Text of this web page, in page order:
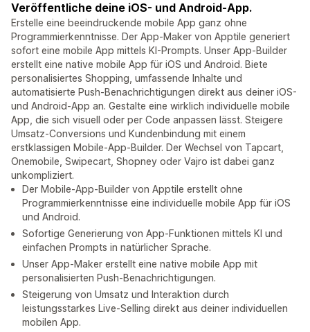
Veröffentliche deine iOS- und Android-App.
Erstelle eine beeindruckende mobile App ganz ohne
Programmierkenntnisse. Der App-Maker von Apptile generiert
sofort eine mobile App mittels KI-Prompts. Unser App-Builder
erstellt eine native mobile App für iOS und Android. Biete
personalisiertes Shopping, umfassende Inhalte und
automatisierte Push-Benachrichtigungen direkt aus deiner iOS-
und Android-App an. Gestalte eine wirklich individuelle mobile
App, die sich visuell oder per Code anpassen lässt. Steigere
Umsatz-Conversions und Kundenbindung mit einem
erstklassigen Mobile-App-Builder. Der Wechsel von Tapcart,
Onemobile, Swipecart, Shopney oder Vajro ist dabei ganz
unkompliziert.
Der Mobile-App-Builder von Apptile erstellt ohne
Programmierkenntnisse eine individuelle mobile App für iOS
und Android.
Sofortige Generierung von App-Funktionen mittels KI und
einfachen Prompts in natürlicher Sprache.
Unser App-Maker erstellt eine native mobile App mit
personalisierten Push-Benachrichtigungen.
Steigerung von Umsatz und Interaktion durch
leistungsstarkes Live-Selling direkt aus deiner individuellen
mobilen App.